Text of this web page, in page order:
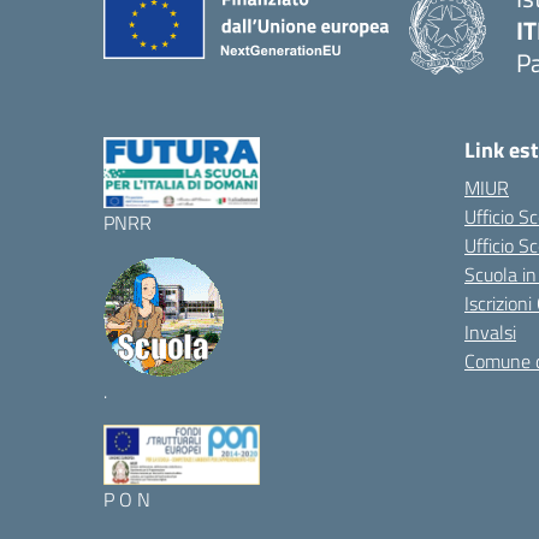
PNRR
.
P O N
Link
MIUR
Ufficio
Ufficio
Scuola
Invalsi
Comune